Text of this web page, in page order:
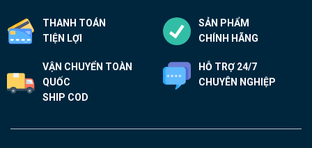
THANH TOÁN
TIỆN LỢI
SẢN PHẨM
CHÍNH HÃNG
VẬN CHUYỂN TOÀN
QUỐC
SHIP COD
HỖ TRỢ 24/7
CHUYÊN NGHIỆP